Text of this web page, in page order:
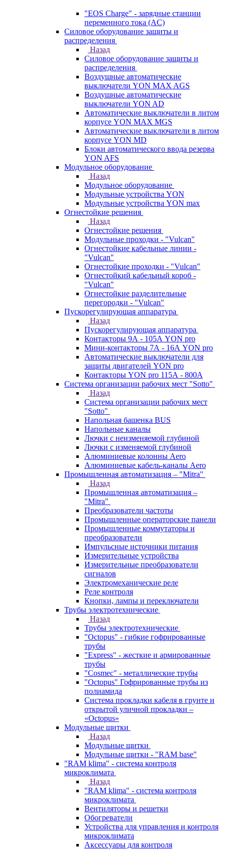
"EOS Charge" - зарядные станции
переменного тока (AC)
Силовое оборудование защиты и
распределения
Назад
Силовое оборудование защиты и
распределения
Воздушные автоматические
выключатели YON MAX AGS
Воздушные автоматические
выключатели YON AD
Автоматические выключатели в литом
корпусе YON MAX MGS
Автоматические выключатели в литом
корпусе YON MD
Блоки автоматического ввода резерва
YON AFS
Модульное оборудование
Назад
Модульное оборудование
Модульные устройства YON
Модульные устройства YON max
Огнестойкие решения
Назад
Огнестойкие решения
Модульные проходки - "Vulcan"
Огнестойкие кабельные линии -
"Vulcan"
Огнестойкие проходки - "Vulcan"
Огнестойкий кабельный короб -
"Vulcan"
Огнестойкие разделительные
перегородки - "Vulcan"
Пускорегулирующая аппаратура
Назад
Пускорегулирующая аппаратура
Контакторы 9А - 105А YON pro
Мини-контакторы 7А - 16А YON pro
Автоматические выключатели для
защиты двигателей YON pro
Контакторы YON pro 115А - 800А
Система организации рабочих мест "Sotto"
Назад
Система организации рабочих мест
"Sotto"
Напольная башенка BUS
Напольные каналы
Лючки с неизменяемой глубиной
Лючки с изменяемой глубиной
Алюминиевые колонны Aero
Алюминиевые кабель-каналы Aero
Промышленная автоматизация – "Mitra"
Назад
Промышленная автоматизация –
"Mitra"
Преобразователи частоты
Промышленные операторские панели
Промышленные коммутаторы и
преобразователи
Импульсные источники питания
Измерительные устройства
Измерительные преобразователи
сигналов
Электромеханические реле
Реле контроля
Кнопки, лампы и переключатели
Трубы электротехнические
Назад
Трубы электротехнические
"Octopus" - гибкие гофрированные
трубы
"Express" - жесткие и армированные
трубы
"Cosmec" - металлические трубы
"Octopus" Гофрированные трубы из
полиамида
Система прокладки кабеля в грунте и
открытой уличной прокладки –
«Octopus»
Модульные щитки
Назад
Модульные щитки
Модульные щитки - "RAM base"
"RAM klima" - система контроля
микроклимата
Назад
"RAM klima" - система контроля
микроклимата
Вентиляторы и решетки
Обогреватели
Устройства для управления и контроля
микроклимата
Аксессуары для контроля